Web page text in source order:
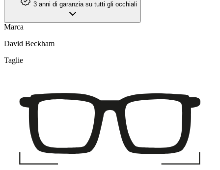
3 anni di garanzia su tutti gli occhiali
Marca
David Beckham
Taglie